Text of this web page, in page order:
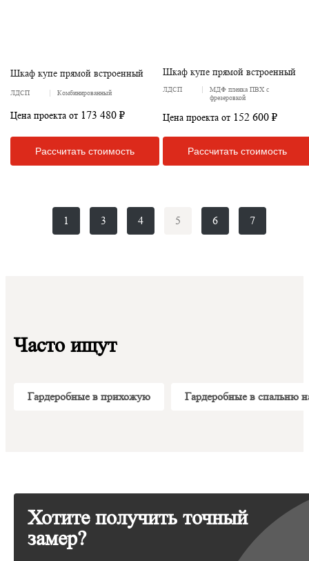
Шкаф купе прямой встроенный
ЛДСП Комбинированный
Цена проекта от 173 480 ₽
Рассчитать стоимость
Шкаф купе прямой встроенный
ЛДСП
МДФ пленка ПВХ с
фрезеровкой
Цена проекта от 152 600 ₽
Рассчитать стоимость
1 3 4 5 6 7
Часто ищут
Гардеробные в прихожую Гардеробные в спальню
Хотите получить точный
замер?